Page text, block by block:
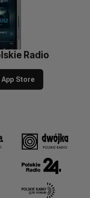
Radio
App Store